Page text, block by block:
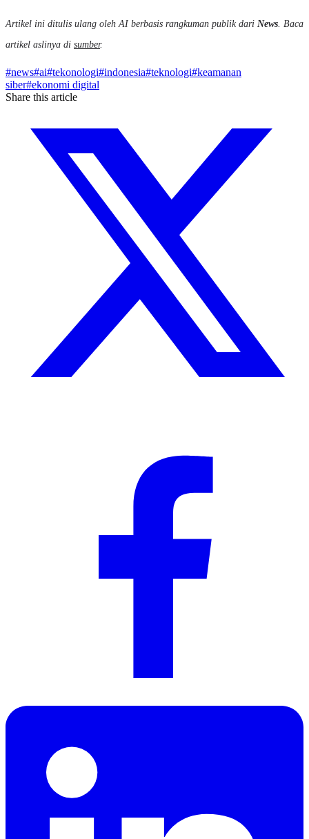
Artikel ini ditulis ulang oleh AI berbasis rangkuman publik dari News . Baca
artikel aslinya di sumber.
#news#ai#tekonologi#indonesia#teknologi#keamanan
siber#ekonomi digital
Share this article